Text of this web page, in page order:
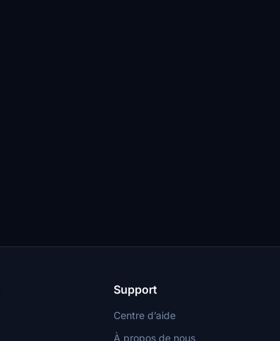
Support
Centre d’aide
À propos de nous